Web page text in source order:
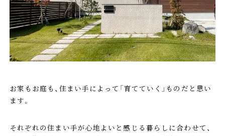
お家もお庭も、住まい手によって「育てていく」ものだと思い
ます。
それぞれの住まい手が心地よいと感じる暮らしに合わせて、